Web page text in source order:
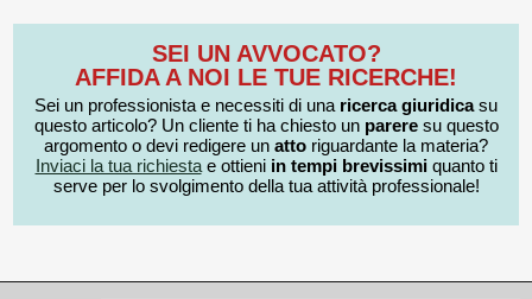
SEI UN AVVOCATO?
AFFIDA A NOI LE TUE RICERCHE!
Sei un professionista e necessiti di una ricerca giuridicasu
questo articolo? Un cliente ti ha chiesto un pareresu questo
argomento o devi redigere un atto riguardante la materia?
Inviaci la tua richiestae ottieni in tempi brevissimiquanto ti
serve per lo svolgimento della tua attività professionale!